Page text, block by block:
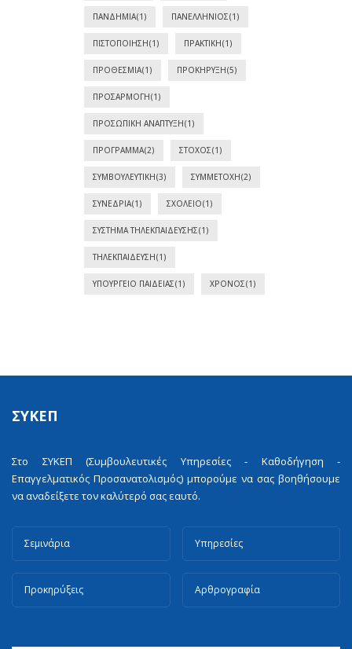
ΠΑΝΔΗΜΊΑ(1) ΠΑΝΕΛΛΉΝΙΟΣ(1)
ΠΙΣΤΟΠΟΊΗΣΗ(1) ΠΡΑΚΤΙΚΉ(1)
ΠΡΟΘΕΣΜΊΑ(1) ΠΡΟΚΉΡΥΞΗ(5)
ΠΡΟΣΑΡΜΟΓΉ(1)
ΠΡΟΣΩΠΙΚΉ ΑΝΆΠΤΥΞΗ(1)
ΠΡΌΓΡΑΜΜΑ(2) ΣΤΌΧΟΣ(1)
ΣΥΜΒΟΥΛΕΥΤΙΚΉ(3) ΣΥΜΜΕΤΟΧΉ(2)
ΣΥΝΕΔΡΊΑ(1) ΣΧΟΛΕΊΟ(1)
ΣΎΣΤΗΜΑ ΤΗΛΕΚΠΑΊΔΕΥΣΗΣ(1)
ΤΗΛΕΚΠΑΊΔΕΥΣΗ(1)
ΥΠΟΥΡΓΕΊΟ ΠΑΙΔΕΊΑΣ(1) ΧΡΌΝΟΣ(1)
ΣΥΚΕΠ
Στο ΣΥΚΕΠ (Συμβουλευτικές Υπηρεσίες - Καθοδήγηση -
Επαγγελματικός Προσανατολισμός) μπορούμε να σας βοηθήσουμε
να αναδείξετε τον καλύτερό σας εαυτό.
Σεμινάρια Υπηρεσίες
Προκηρύξεις Αρθρογραφία